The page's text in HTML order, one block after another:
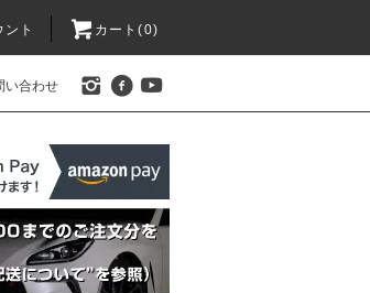
ント カート(0)
い合わせ